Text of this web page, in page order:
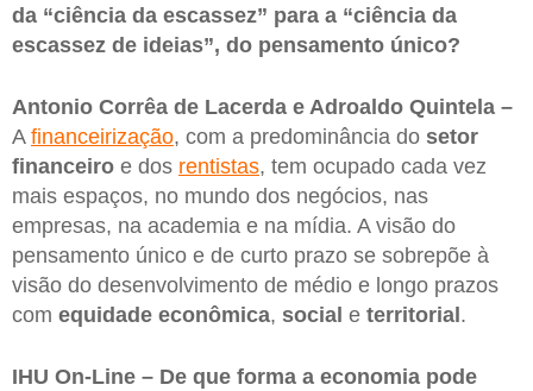
da “ciência da escassez” para a “ciência da
escassez de ideias”, do pensamento único?
Antonio Corrêa de Lacerda e Adroaldo Quintela –
A financeirização, com a predominância do setor
financeiro e dos rentistas, tem ocupado cada vez
mais espaços, no mundo dos negócios, nas
empresas, na academia e na mídia. A visão do
pensamento único e de curto prazo se sobrepõe à
visão do desenvolvimento de médio e longo prazos
com equidade econômica, social e territorial.
IHU On-Line – De que forma a economia pode